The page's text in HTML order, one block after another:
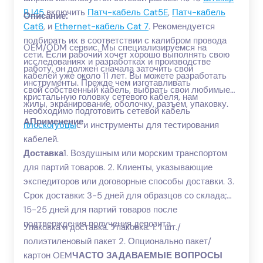
RJ45включить Патч-кабель Cat5E, Патч-кабель
Cat6, и Ethernet-кабель Cat 7. Рекомендуется
подбирать их в соответствии с калибром провода
сети. Если рабочий хочет хорошо выполнять свою
работу, он должен сначала заточить свои
инструменты. Прежде чем изготавливать
кристальную головку сетевого кабеля, нам
необходимо подготовить сетевой кабель
плоскогубцыс и инструменты для тестирования
кабелей.
Описание:
OEM/ODM сервис. Мы специализируемся на
исследованиях и разработках и производстве
кабелей уже около 11 лет. Вы можете разработать
свой собственный кабель, выбрать свои любимые
жилы, экранирование, оболочку, разъем, упаковку.
AПрименение
Доставка1. Воздушным или морским транспортом
для партий товаров. 2. Клиенты, указывающие
экспедиторов или договорные способы доставки. 3.
Срок доставки: 3-5 дней для образцов со склада;
15-25 дней для партий товаров после
подтверждения получения депозита.
Упаковка и доставка. Упаковка: 1. 1 шт./
полиэтиленовый пакет 2. Опционально пакет/
картон OEMЧАСТО ЗАДАВАЕМЫЕ ВОПРОСЫ